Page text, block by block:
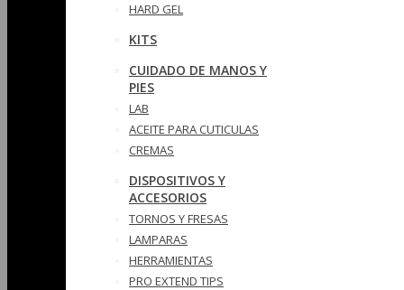
HARD GEL
KITS
CUIDADO DE MANOS Y
PIES
LAB
ACEITE PARA CUTICULAS
CREMAS
DISPOSITIVOS Y
ACCESORIOS
TORNOS Y FRESAS
LAMPARAS
HERRAMIENTAS
PRO EXTEND TIPS